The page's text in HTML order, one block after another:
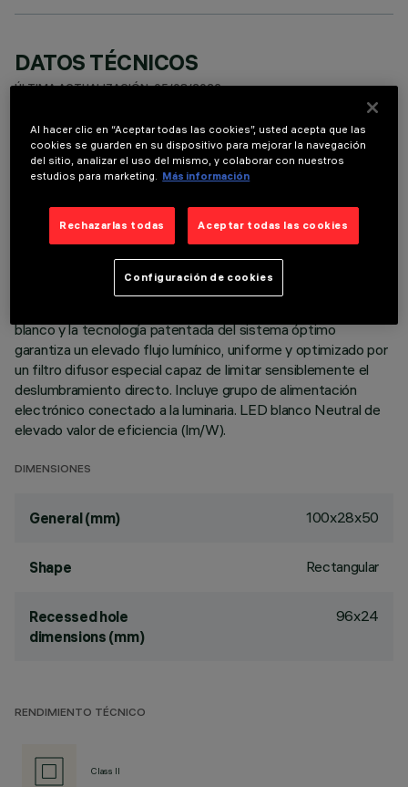
DATOS TÉCNICOS
ÚLTIMA ACTUALIZACIÓN: 05/08/2026
DESCRIPCIÓN
Luminaria miniaturizada empotrable rectangular de 5
reflectores Opti-Beam de alta definición en material
termoplástico metalizado, integrados en posición retrasada
en el apantallamiento antideslumbramiento. Cuerpo principal
con superficie radiante de aluminio fundido a presión, versión
blanco y la tecnología patentada del sistema óptimo
garantiza un elevado flujo lumínico, uniforme y optimizado por
un filtro difusor especial capaz de limitar sensiblemente el
deslumbramiento directo. Incluye grupo de alimentación
electrónico conectado a la luminaria. LED blanco Neutral de
elevado valor de eficiencia (lm/W).
DIMENSIONES
General (mm) 100x28x50
Shape Rectangular
Recessed hole
dimensions (mm)
96x24
RENDIMIENTO TÉCNICO
Class II
Al hacer clic en “Aceptar todas las cookies”, usted acepta que las
cookies se guarden en su dispositivo para mejorar la navegación
del sitio, analizar el uso del mismo, y colaborar con nuestros
estudios para marketing. Más información
Rechazarlas todas Aceptar todas las cookies
Configuración de cookies